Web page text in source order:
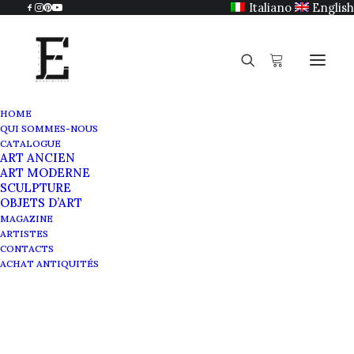
Italiano English
HOME
QUI SOMMES-NOUS
CATALOGUE
ART ANCIEN
ART MODERNE
SCULPTURE
OBJETS D’ART
MAGAZINE
ARTISTES
CONTACTS
ACHAT ANTIQUITÉS